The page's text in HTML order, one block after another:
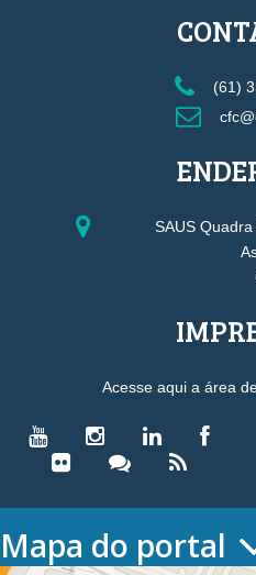
(61)
SAUS
Acesse aqui a área
Mapa do portal